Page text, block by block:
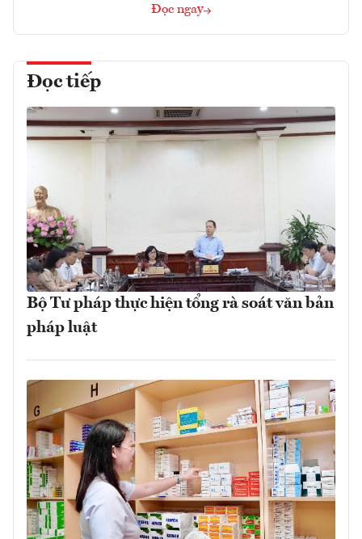
Đọc ngay
Đọc tiếp
Bộ Tư pháp thực hiện tổng rà soát văn bản
pháp luật